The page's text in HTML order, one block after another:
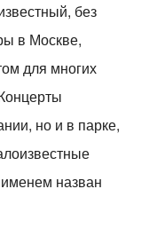
без
в Москве,
для многих
но и в парке,
назван